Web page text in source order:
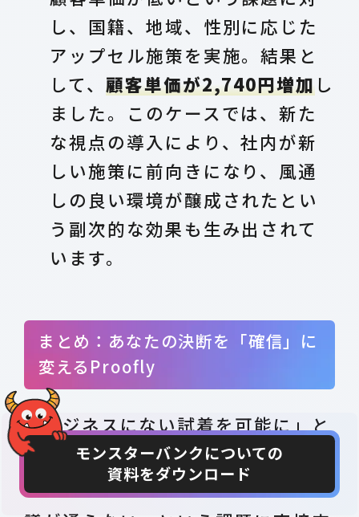
モンスターバンクについての
資料をダウンロード
CONTACT DOWNLOAD
し、国籍、地域、性別に応じた
アップセル施策を実施。結果と
して、 顧客単価が2,740円増加し
ました。このケースでは、新た
な視点の導入により、社内が新
しい施策に前向きになり、風通
しの良い環境が醸成されたとい
う副次的な効果も生み出されて
います。
まとめ：あなたの決断を「確信」に
変えるProofly
「ビジネスにない試着を可能に」と
いうモンスターバンクのビジネスス
ローガン は、あなたの抱える「稟